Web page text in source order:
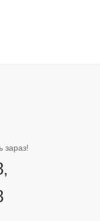
зараз!
,